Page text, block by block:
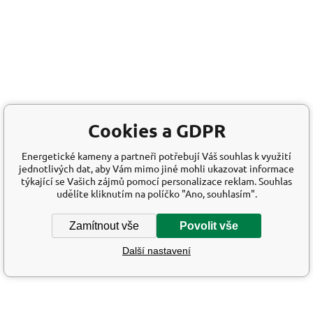
Cookies a GDPR
Energetické kameny a partneři potřebují Váš souhlas k využití
jednotlivých dat, aby Vám mimo jiné mohli ukazovat informace
týkající se Vašich zájmů pomocí personalizace reklam. Souhlas
udělíte kliknutím na políčko "Ano, souhlasím".
Zamítnout vše Povolit vše
Další nastavení